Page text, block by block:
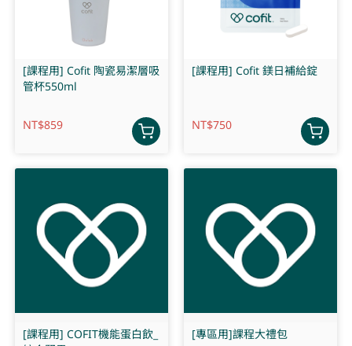
[課程用] Cofit 陶瓷易潔層吸
管杯550ml
NT$859
[課程用] Cofit 鎂日補給錠
NT$750
[課程用] COFIT機能蛋白飲_
[專區用]課程大禮包